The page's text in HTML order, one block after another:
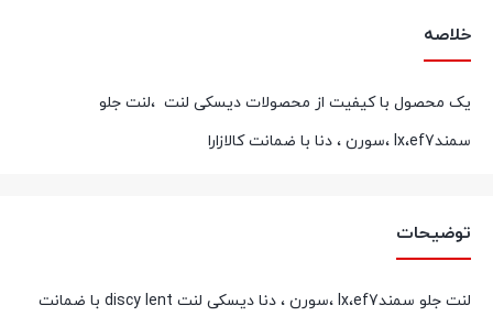
خلاصه
یک محصول با کیفیت از محصولات دیسکی لنت ،لنت جلو
سمندlx،ef7 ،سورن ، دنا با ضمانت کالازارا
توضیحات
لنت جلو سمندlx،ef7 ،سورن ، دنا دیسکی لنت discy lent با ضمانت